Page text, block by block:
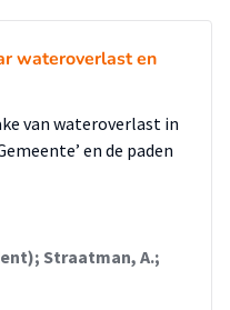
wateroverlast en
van wateroverlast in
en de paden
Straatman, A.;